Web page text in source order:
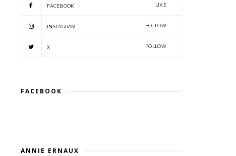
FACEBOOK LIKE
INSTAGRAM FOLLOW
X FOLLOW
FACEBOOK
ANNIE ERNAUX